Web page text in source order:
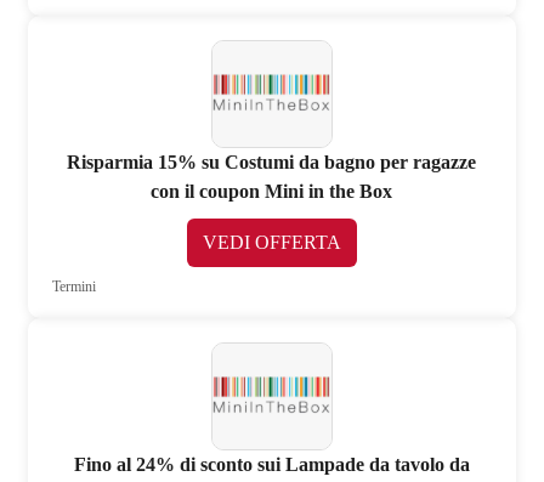
Risparmia 15% su Costumi da bagno per ragazze
con il coupon Mini in the Box
VEDI OFFERTA
Termini
Fino al 24% di sconto sui Lampade da tavolo da